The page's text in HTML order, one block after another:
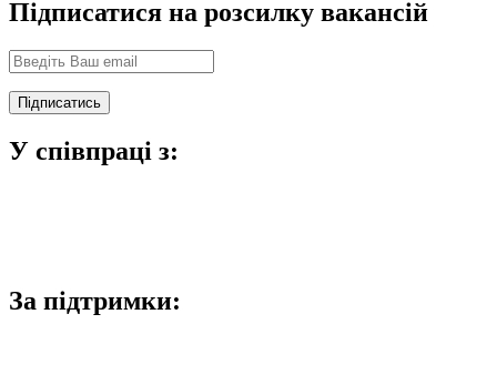
Підписатися на розсилку вакансій
У співпраці з:
За підтримки: